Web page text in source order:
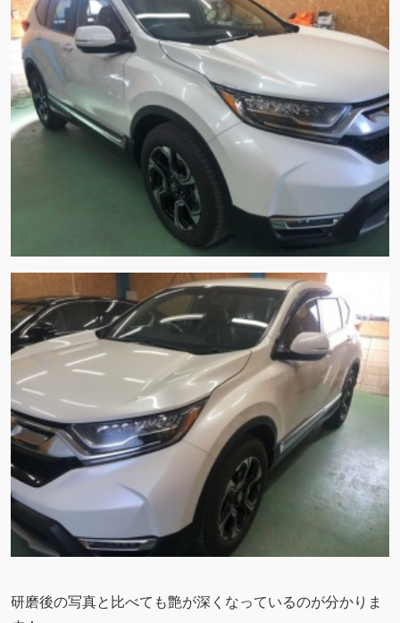
研磨後の写真と比べても艶が深くなっているのが分かりま